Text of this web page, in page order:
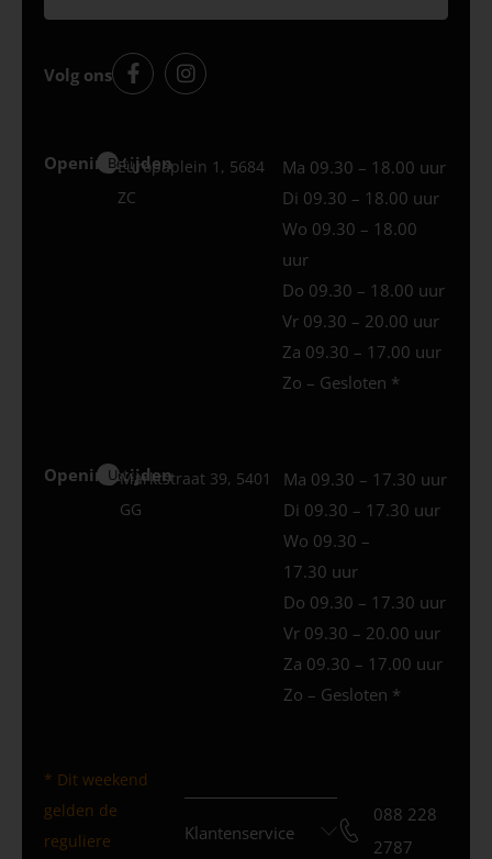
Volg ons
Openingstijden
Best
Europaplein 1, 5684
ZC
Ma 09.30 – 18.00 uur
Di 09.30 – 18.00 uur
Wo 09.30 – 18.00
uur
Do 09.30 – 18.00 uur
Vr 09.30 – 20.00 uur
Za 09.30 – 17.00 uur
Zo – Gesloten *
Openingstijden
Uden
Marktstraat 39, 5401
GG
Ma 09.30 – 17.30 uur
Di 09.30 – 17.30 uur
Wo 09.30 –
17.30 uur
Do 09.30 – 17.30 uur
Vr 09.30 – 20.00 uur
Za 09.30 – 17.00 uur
Zo – Gesloten *
* Dit weekend
gelden de
reguliere
Klantenservice
088 228
2787